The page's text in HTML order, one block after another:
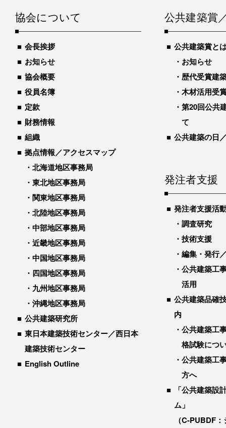
協会について
会長挨拶
お知らせ
協会概要
役員名簿
定款
財務情報
組織
拠点情報／アクセスマップ
北海道地区事務局
東北地区事務局
関東地区事務局
北陸地区事務局
中部地区事務局
近畿地区事務局
中国地区事務局
四国地区事務局
九州地区事務局
沖縄地区事務局
公共建築研究所
東日本建築技術センター／西日本
建築技術センター
English Outline
公共建築賞
公共建築賞と
お知らせ
歴代受賞建
木材活用受
第20回公共
て
公共建築の日
発注者支援
発注者支援活
調査研究
技術支援
編集・発行
公共建築工
活用
公共建築品確
内
公共建築工
格試験につ
公共建築工
方へ
「公共建築設
ム」
（C-PUBDF